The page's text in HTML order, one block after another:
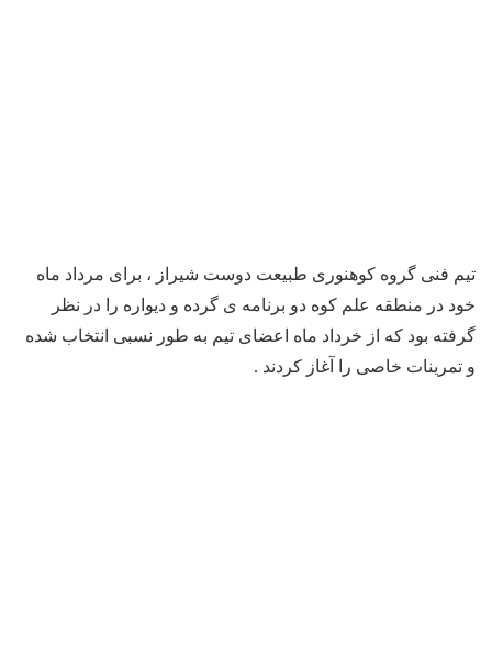
تیم فنی گروه کوهنوری طبیعت دوست شیراز ، برای مرداد ماه
خود در منطقه علم کوه دو برنامه ی گرده و دیواره را در نظر
گرفته بود که از خرداد ماه اعضای تیم به طور نسبی انتخاب شده
و تمرینات خاصی را آغاز کردند .